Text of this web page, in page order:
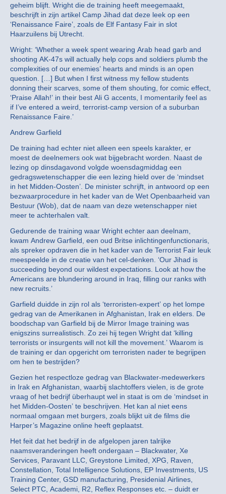
geheim blijft. Wright die de training heeft meegemaakt,
beschrijft in zijn artikel Camp Jihad dat deze leek op een
‘Renaissance Faire’, zoals de Elf Fantasy Fair in slot
Haarzuilens bij Utrecht.
Wright: ‘Whether a week spent wearing Arab head garb and
shooting AK-47s will actually help cops and soldiers plumb the
complexities of our enemies’ hearts and minds is an open
question. […] But when I first witness my fellow students
donning their scarves, some of them shouting, for comic effect,
‘Praise Allah!’ in their best Ali G accents, I momentarily feel as
if I’ve entered a weird, terrorist-camp version of a suburban
Renaissance Faire.’
Andrew Garfield
De training had echter niet alleen een speels karakter, er
moest de deelnemers ook wat bijgebracht worden. Naast de
lezing op dinsdagavond volgde woensdagmiddag een
gedragswetenschapper die een lezing hield over de ‘mindset
in het Midden-Oosten’. De minister schrijft, in antwoord op een
bezwaarprocedure in het kader van de Wet Openbaarheid van
Bestuur (Wob), dat de naam van deze wetenschapper niet
meer te achterhalen valt.
Gedurende de training waar Wright echter aan deelnam,
kwam Andrew Garfield, een oud Britse inlichtingenfunctionaris,
als spreker opdraven die in het kader van de Terrorist Fair leuk
meespeelde in de creatie van het cel-denken. ‘Our Jihad is
succeeding beyond our wildest expectations. Look at how the
Americans are blundering around in Iraq, filling our ranks with
new recruits.’
Garfield duidde in zijn rol als ‘terroristen-expert’ op het lompe
gedrag van de Amerikanen in Afghanistan, Irak en elders. De
boodschap van Garfield bij de Mirror Image training was
enigszins surrealistisch. Zo zei hij tegen Wright dat ‘killing
terrorists or insurgents will not kill the movement.’ Waarom is
de training er dan opgericht om terroristen nader te begrijpen
om hen te bestrijden?
Gezien het respectloze gedrag van Blackwater-medewerkers
in Irak en Afghanistan, waarbij slachtoffers vielen, is de grote
vraag of het bedrijf überhaupt wel in staat is om de ‘mindset in
het Midden-Oosten’ te beschrijven. Het kan al niet eens
normaal omgaan met burgers, zoals blijkt uit de films die
Harper’s Magazine online heeft geplaatst.
Het feit dat het bedrijf in de afgelopen jaren talrijke
naamsveranderingen heeft ondergaan – Blackwater, Xe
Services, Paravant LLC, Greystone Limited, XPG, Raven,
Constellation, Total Intelligence Solutions, EP Investments, US
Training Center, GSD manufacturing, Presidenial Airlines,
Select PTC, Academi, R2, Reflex Responses etc. – duidt er